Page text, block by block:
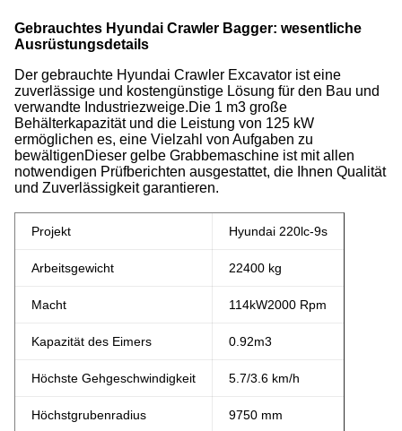
Gebrauchtes Hyundai Crawler Bagger: wesentliche
Ausrüstungsdetails
Der gebrauchte Hyundai Crawler Excavator ist eine
zuverlässige und kostengünstige Lösung für den Bau und
verwandte Industriezweige.Die 1 m3 große
Behälterkapazität und die Leistung von 125 kW
ermöglichen es, eine Vielzahl von Aufgaben zu
bewältigenDieser gelbe Grabbemaschine ist mit allen
notwendigen Prüfberichten ausgestattet, die Ihnen Qualität
und Zuverlässigkeit garantieren.
Projekt Hyundai 220lc-9s
Arbeitsgewicht 22400 kg
Macht 114kW2000 Rpm
Kapazität des Eimers 0.92m3
Höchste Gehgeschwindigkeit 5.7/3.6 km/h
Höchstgrubenradius 9750 mm